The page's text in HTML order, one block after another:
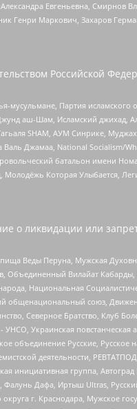
Евгеньевна, Смирнов
Генри Маркович, Захаров
Российской
мусульмане, Партия исламского
аш-Шам, Исламский джихад,
SHAM, АУМ Синрике,
Джамаа, National Socialism/
батальон имени
Молодёжь Которая Улыбается,
о ликвидации или
Веды Перуна, Мужская
Объединенный Вилайат Кабарды,
Национальная
общенациональный союз,
Северное Братство, Клуб
Украинская повстанческая
объединение Русские, Русское
деятельности, РЕВТАТПОД,
инициативная группа,
Фалунь Дафа, Иртыш Ultras,
г. Краснодара, Мужское